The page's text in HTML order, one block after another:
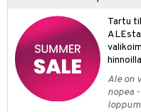
Tartu
Ale on
nopea
& Soujaus
& Ihonpuhdistus